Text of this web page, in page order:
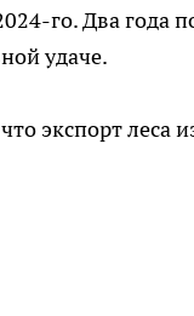
го. Два года
удаче.
экспорт леса